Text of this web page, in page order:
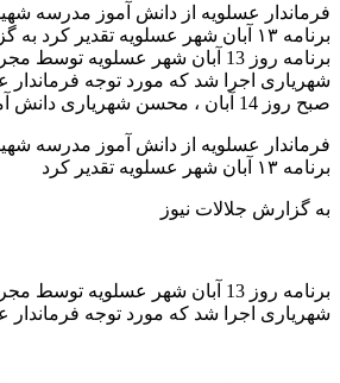
فرماندار عسلويه از دانش آموز مدرسه
برنامه ١٣ آبان شهر عسلويه تقدير كرد
برنامه روز 13 آبان شهر عسلویه
شهریاری اجرا شد که مورد توجه
صبح روز 14 آبان ، محسن شهریاری دانش آموز پایه هفتم متوسطه
فرماندار عسلويه از دانش آموز مدرسه
برنامه ١٣ آبان شهر عسلويه تقدير كرد
به گزارش جلالات نيوز
برنامه روز 13 آبان شهر عسلویه
شهریاری اجرا شد که مورد توجه